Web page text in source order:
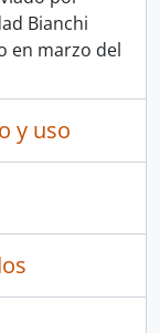
Bianchi
en marzo del
y uso